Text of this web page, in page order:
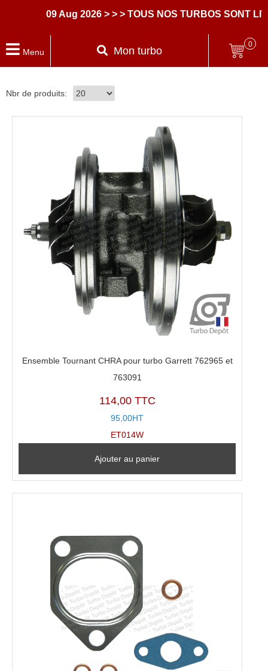
09 Aug 2026 > > > TOUS NOS TURBOS SONT
Menu Mon turbo
0
Nbr de produits:
Ensemble Tournant CHRA pour turbo Garrett 762965 et
763091
114,00 TTC
95,00HT
ET014W
Ajouter au panier